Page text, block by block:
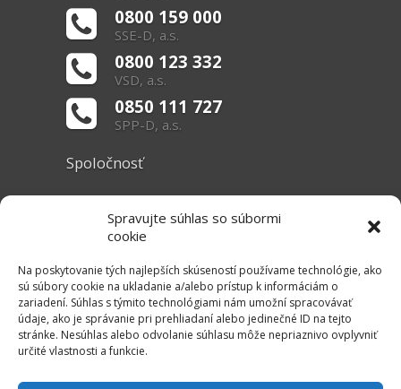
Spravujte súhlas so súbormi
cookie
Na poskytovanie tých najlepších skúseností používame technológie, ako
sú súbory cookie na ukladanie a/alebo prístup k informáciám o
zariadení. Súhlas s týmito technológiami nám umožní spracovávať
údaje, ako je správanie pri prehliadaní alebo jedinečné ID na tejto
stránke. Nesúhlas alebo odvolanie súhlasu môže nepriaznivo ovplyvniť
určité vlastnosti a funkcie.
0800 159 000
SSE-D, a.s.
0800 123 332
VSD, a.s.
0850 111 727
SPP-D, a.s.
Spoločnosť
O nás
Základné informácie
Užitočné linky
Právne informácie